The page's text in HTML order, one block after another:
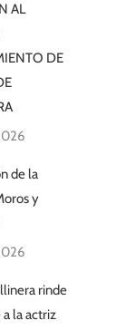
AL
DE
de la
y
rinde
la actriz